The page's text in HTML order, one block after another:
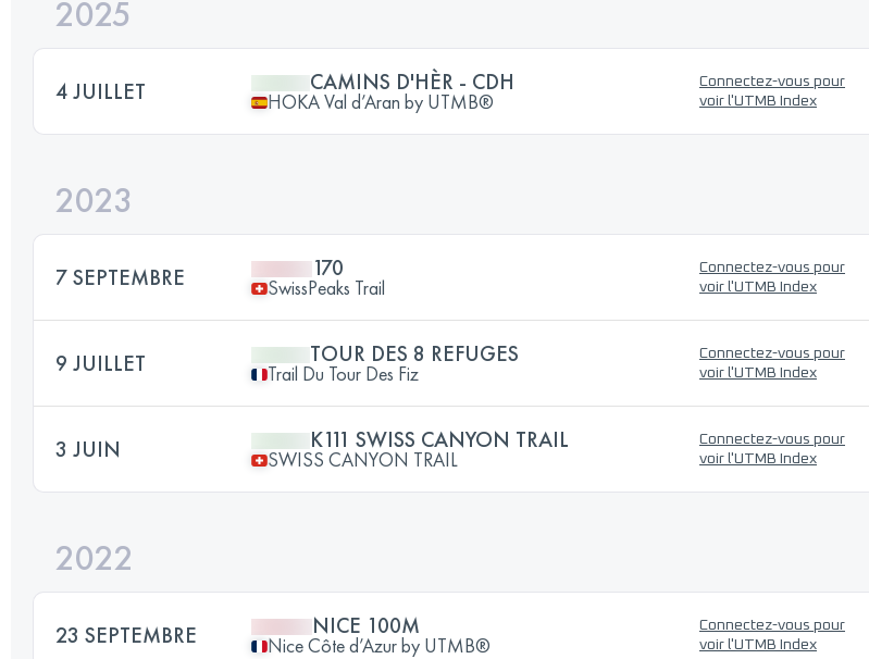
2025
4 JUILLET CAMINS D'HÈR - CDH
HOKA Val d’Aran by UTMB®
Connectez-vous pour
voir l'UTMB Index
2023
7 SEPTEMBRE 170
SwissPeaks Trail
Connectez-vous pour
voir l'UTMB Index
9 JUILLET TOUR DES 8 REFUGES
Trail Du Tour Des Fiz
Connectez-vous pour
voir l'UTMB Index
3 JUIN K111 SWISS CANYON TRAIL
SWISS CANYON TRAIL
Connectez-vous pour
voir l'UTMB Index
2022
23 SEPTEMBRE NICE 100M
Nice Côte d’Azur by UTMB®
Connectez-vous pour
voir l'UTMB Index